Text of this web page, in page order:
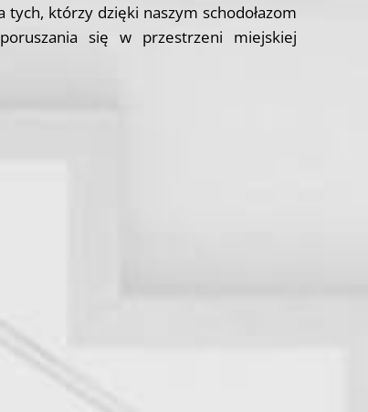
tych, którzy dzięki naszym schodołazom
się w przestrzeni miejskiej